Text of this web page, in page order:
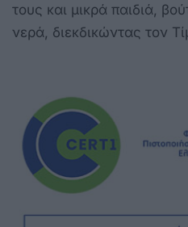
τους και μικρά παιδιά,
νερά, διεκδικώντας τον